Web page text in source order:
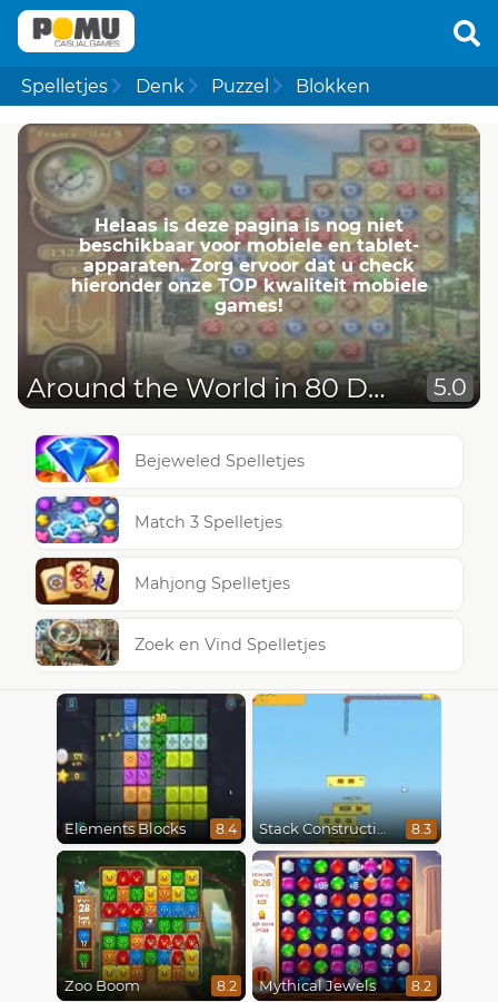
Spelletjes Denk Puzzel Blokken
Helaas is deze pagina is nog niet
beschikbaar voor mobiele en tablet-
apparaten. Zorg ervoor dat u check
hieronder onze TOP kwaliteit mobiele
games!
Around the World in 80 Days 5.0
Bejeweled Spelletjes
Match 3 Spelletjes
Mahjong Spelletjes
Zoek en Vind Spelletjes
Elements Blocks 8.4 Stack Construction 8.3
Zoo Boom 8.2 Mythical Jewels 8.2